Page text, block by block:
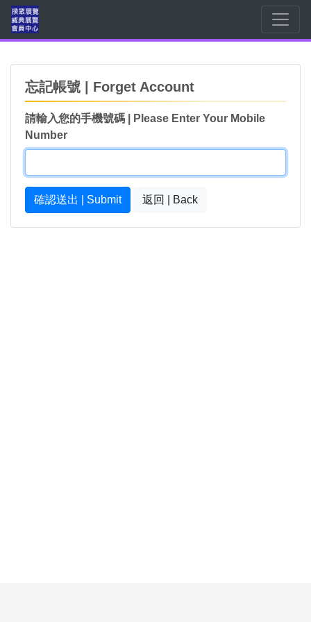
忘記帳號 | Forget Account
請輸入您的手機號碼 | Please Enter Your Mobile
Number
確認送出 | Submit 返回 | Back